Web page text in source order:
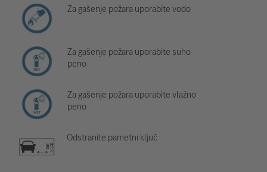
Za gašenje požara uporabite vodo
Za gašenje požara uporabite suho
peno
Za gašenje požara uporabite vlažno
peno
Odstranite pametni ključ